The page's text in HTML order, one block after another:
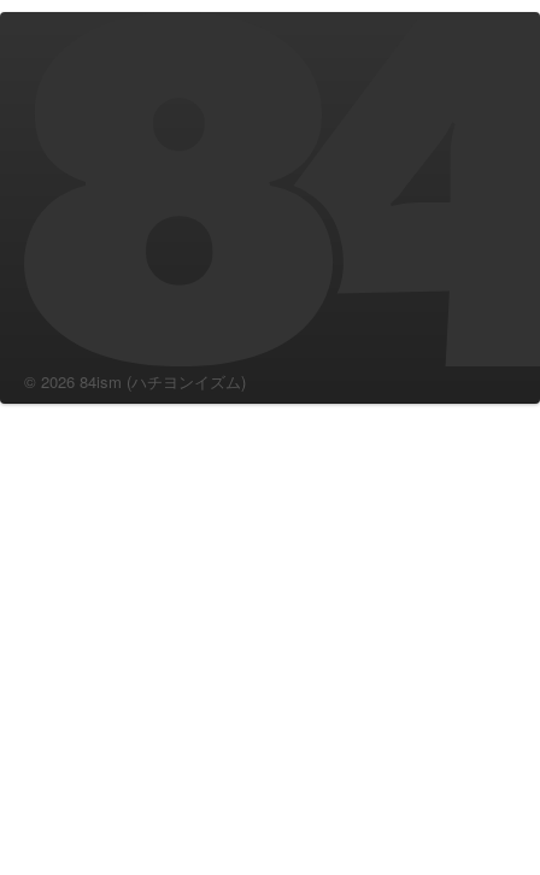
© 2026 84ism (ハチヨンイズム)